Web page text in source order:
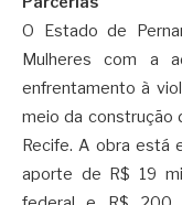
O Estado de
Mulheres com a
enfrentamento à
meio da construção
Recife. A obra está
aporte de R$ 19